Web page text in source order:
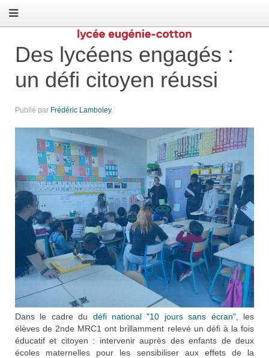
Des lycéens engagés :
un défi citoyen réussi
Publié par Frédéric Lamboley.
Dans le cadre du défi national "10 jours sans écran", les
élèves de 2nde MRC1 ont brillamment relevé un défi à la fois
éducatif et citoyen : intervenir auprès des enfants de deux
écoles maternelles pour les sensibiliser aux effets de la